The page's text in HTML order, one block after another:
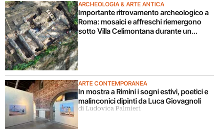
ARCHEOLOGIA & ARTE ANTICA
Importante ritrovamento archeologico a
Roma: mosaici e affreschi riemergono
sotto Villa Celimontana durante un
ARTE CONTEMPORANEA
In mostra a Rimini i sogni estivi, poetici e
malinconici dipinti da Luca Giovagnoli
di Ludovica Palmieri